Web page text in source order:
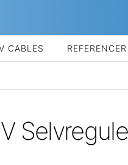
CABLES REFERENCER